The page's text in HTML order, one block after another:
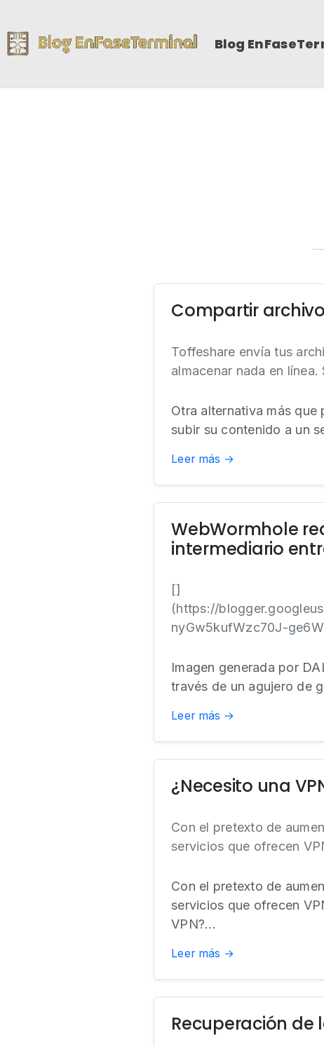
Blog
Compartir
Toffeshare envía tus
almacenar nada en
Otra alternativa más
subir su contenido a un
Leer más →
WebWormhole
intermediario
[]
(https://
nyGw5kufWzc70J-
Imagen generada por
través de un agujero de
Leer más →
¿Necesito una
Con el pretexto de
servicios que ofrecen
Con el pretexto de
servicios que ofrecen
VPN?...
Leer más →
Recuperación